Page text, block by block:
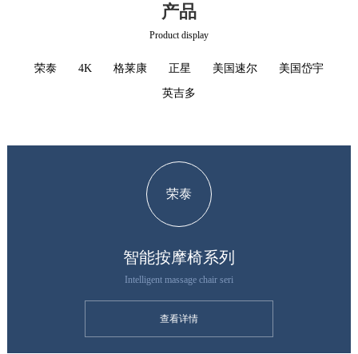
产品
Product display
荣泰 4K 格莱康 正星 美国速尔 美国岱宇
英吉多
荣泰
智能按摩椅系列
Intelligent massage chair seri
查看详情